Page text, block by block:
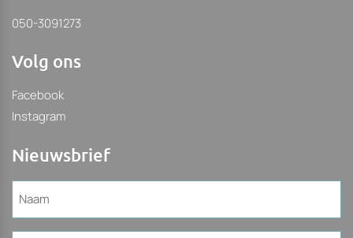
050-3091273
Volg ons
Facebook
Instagram
Nieuwsbrief